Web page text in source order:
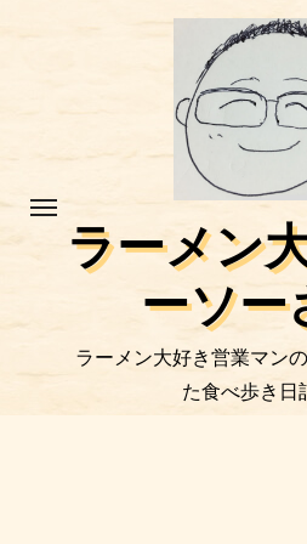
ラーメン
ーソー
ラーメン大好き営業マン
た食べ歩き日